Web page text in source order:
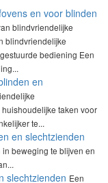
en voor blinden
blindvriendelijke
blindvriendelijke
bediening Een
en
taken voor
te...
en slechtzienden
beweging te blijven en
slechtzienden Een